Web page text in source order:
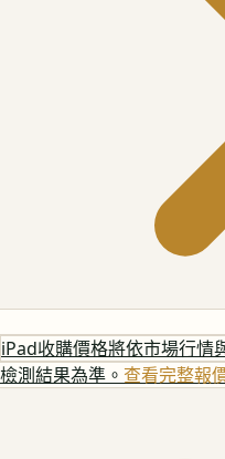
iPad收購價格將依市場行情
檢測結果為準。 查看完整報